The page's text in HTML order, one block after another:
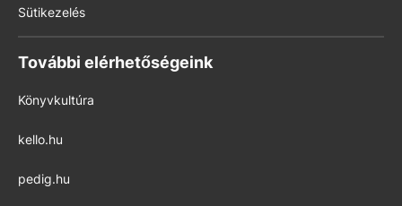
Sütikezelés
További elérhetőségeink
Könyvkultúra
kello.hu
pedig.hu